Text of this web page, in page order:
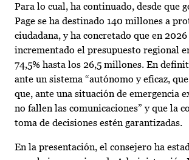
Para lo cual, ha continuado, desde que
Page se ha destinado 140 millones a
ciudadana, y ha concretado que en 2026
incrementado el presupuesto regional
74,5% hasta los 26,5 millones. En
ante un sistema “autónomo y eficaz,
que, ante una situación de emergencia
no fallen las comunicaciones” y que la
toma de decisiones estén garantizadas.
En la presentación, el consejero ha